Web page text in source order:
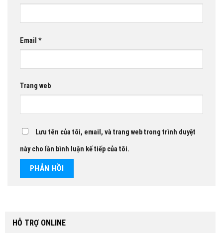
Email *
Trang web
Lưu tên của tôi, email, và trang web trong trình duyệt
này cho lần bình luận kế tiếp của tôi.
HỖ TRỢ ONLINE